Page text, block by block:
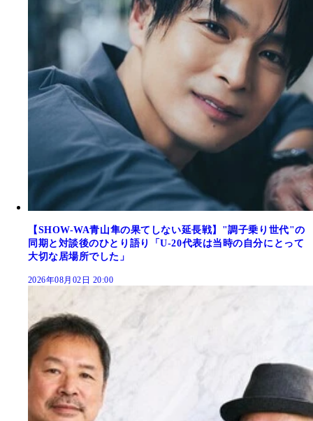
【SHOW-WA青山隼の果てしない延長戦】"調子乗り世代"の
同期と対談後のひとり語り「U-20代表は当時の自分にとって
大切な居場所でした」
2026年08月02日 20:00